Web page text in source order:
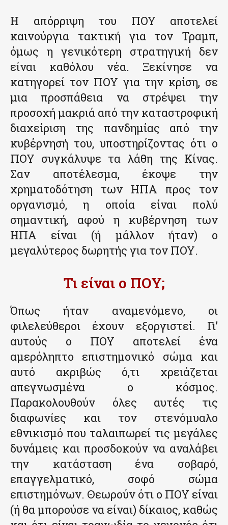
Η απόρριψη του ΠΟΥ αποτελεί
καινούργια τακτική για τον Τραμπ,
όμως η γενικότερη στρατηγική δεν
είναι καθόλου νέα. Ξεκίνησε να
κατηγορεί τον ΠΟΥ για την κρίση, σε
μια προσπάθεια να στρέψει την
προσοχή μακριά από την καταστροφική
διαχείριση της πανδημίας από την
κυβέρνησή του, υποστηρίζοντας ότι ο
ΠΟΥ συγκάλυψε τα λάθη της Κίνας.
Σαν αποτέλεσμα, έκοψε την
χρηματοδότηση των ΗΠΑ προς τον
οργανισμό, η οποία είναι πολύ
σημαντική, αφού η κυβέρνηση των
ΗΠΑ είναι (ή μάλλον ήταν) ο
μεγαλύτερος δωρητής για τον ΠΟΥ.
Τι είναι ο ΠΟΥ;
Όπως ήταν αναμενόμενο, οι
φιλελεύθεροι έχουν εξοργιστεί. Γι’
αυτούς ο ΠΟΥ αποτελεί ένα
αμερόληπτο επιστημονικό σώμα και
αυτό ακριβώς ό,τι χρειάζεται
απεγνωσμένα ο κόσμος.
Παρακολουθούν όλες αυτές τις
διαφωνίες και τον στενόμυαλο
εθνικισμό που ταλαιπωρεί τις μεγάλες
δυνάμεις και προσδοκούν να αναλάβει
την κατάσταση ένα σοβαρό,
επαγγελματικό, σοφό σώμα
επιστημόνων. Θεωρούν ότι ο ΠΟΥ είναι
(ή θα μπορούσε να είναι) δίκαιος, καθώς